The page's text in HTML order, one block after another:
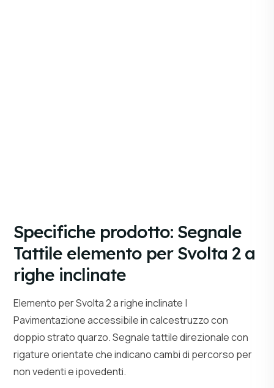
Specifiche prodotto: Segnale
Tattile elemento per Svolta 2 a
righe inclinate
Elemento per Svolta 2 a righe inclinate |
Pavimentazione accessibile in calcestruzzo con
doppio strato quarzo. Segnale tattile direzionale con
rigature orientate che indicano cambi di percorso per
non vedenti e ipovedenti.